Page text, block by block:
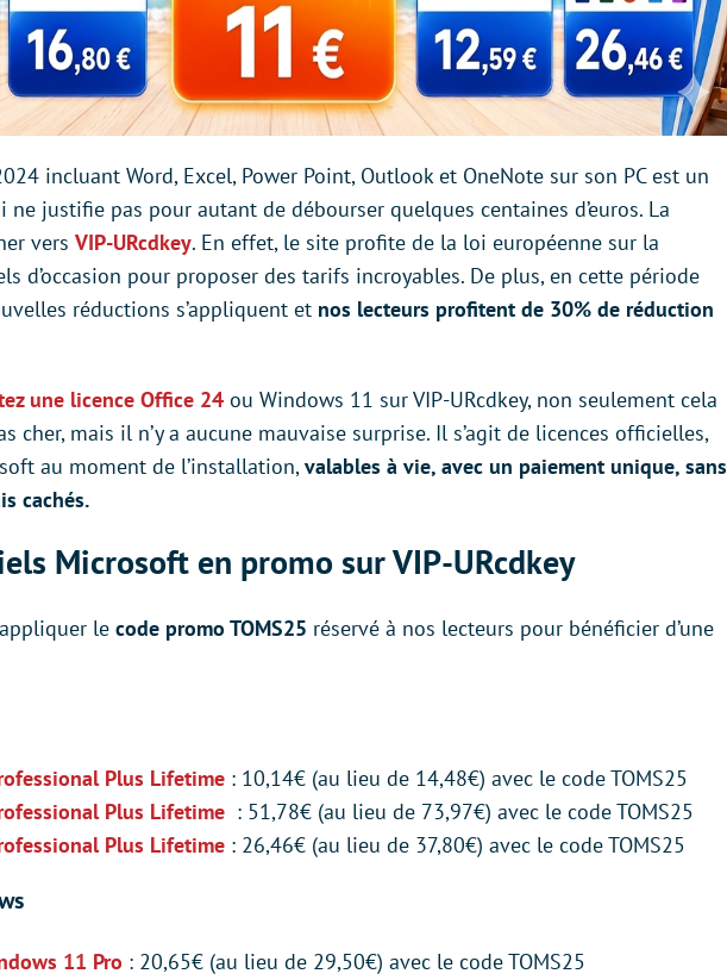
incluant Word, Excel, Power Point, Outlook et OneNote sur son PC est un
justifie pas pour autant de débourser quelques centaines d’euros. La
vers VIP-URcdkey. En effet, le site profite de la loi européenne sur la
d’occasion pour proposer des tarifs incroyables. De plus, en cette période
réductions s’appliquent et nos lecteurs profitent de 30% de réduction
une licence Office 24 ou Windows 11 sur VIP-URcdkey, non seulement cela
cher, mais il n’y a aucune mauvaise surprise. Il s’agit de licences officielles,
au moment de l’installation,valables à vie, avec un paiement unique, sans
cachés.
Microsoft en promo sur VIP-URcdkey
le code promo TOMS25 réservé à nos lecteurs pour bénéficier d’une
Plus Lifetime : 10,14€ (au lieu de 14,48€) avec le code TOMS25
Plus Lifetime : 51,78€ (au lieu de 73,97€) avec le code TOMS25
Plus Lifetime : 26,46€ (au lieu de 37,80€) avec le code TOMS25
11 Pro : 20,65€ (au lieu de 29,50€) avec le code TOMS25